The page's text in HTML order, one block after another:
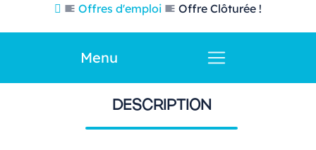
Offres d'emploi Offre Clôturée !
Menu
DESCRIPTION